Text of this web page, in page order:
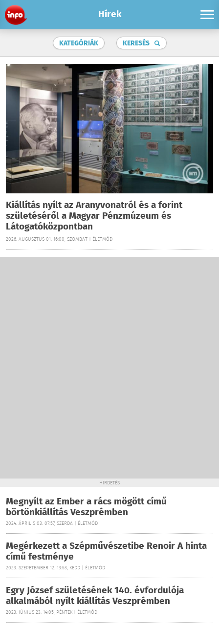
Hírek
KATEGÓRIÁK KERESÉS
Kiállítás nyílt az Aranyvonatról és a forint
születéséről a Magyar Pénzmúzeum és
Látogatóközpontban
2026. AUGUSZTUS 01. 16:00, SZOMBAT | ÉLETMÓD
HIRDETÉS
Megnyílt az Ember a rács mögött című
börtönkiállítás Veszprémben
2024. ÁPRILIS 03. 07:57, SZERDA | ÉLETMÓD
Megérkezett a Szépművészetibe Renoir A hinta
című festménye
2023. SZEPETEMBER 12. 13:53, KEDD | ÉLETMÓD
Egry József születésének 140. évfordulója
alkalmából nyílt kiállítás Veszprémben
2023. JÚNIUS 23. 14:05, PÉNTEK | ÉLETMÓD